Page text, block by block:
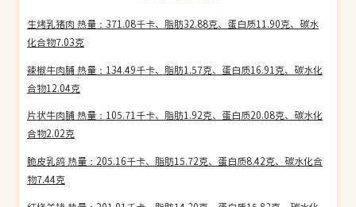
生烤乳猪肉 热量：371.08千卡、脂肪32.88克、蛋白质11.90克、碳水
化合物7.03克
辣椒牛肉脯 热量：134.49千卡、脂肪1.57克、蛋白质16.91克、碳水化
合物12.04克
片状牛肉脯 热量：105.71千卡、脂肪1.92克、蛋白质20.08克、碳水化
合物2.02克
脆皮乳鸽 热量：205.16千卡、脂肪15.72克、蛋白质8.42克、碳水化合
物7.44克